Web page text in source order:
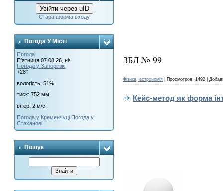
Увійти через uID
Стара форма входу
Погода У Місті
Погода
П'ятниця 07.08.26, ніч
Погода уЗапоріжжі
+28°
вологість:51%
тиск:752 мм
вітер:2 м/с,
Погода у Кременчуці Погода у
Стаханові
Пошук
ЗБЛ № 99
Фізика, астрономія Просмотров: 1492
Кейс-метод як форма